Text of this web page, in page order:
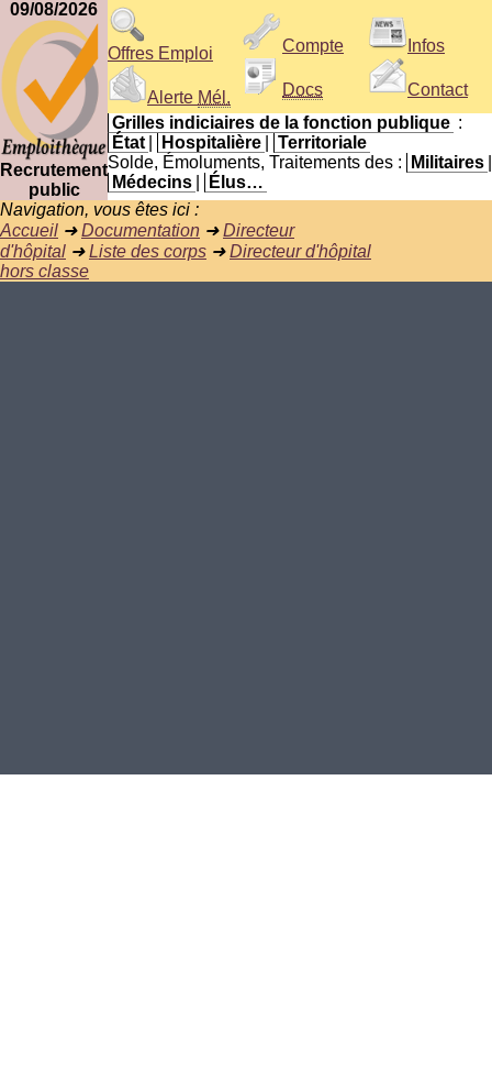
09/08/2026
Recrutement
public
Offres Emploi
Alerte Mél.
Compte
Docs
Infos
Contact
Grilles indiciaires de la fonction publique :
État
Hospitalière
Territoriale
Solde, Émoluments, Traitements des :
Militaires
Médecins
Élus…
Navigation, vous êtes ici :
Accueil ➜Documentation ➜Directeur
d'hôpital ➜Liste des corps ➜Directeur d'hôpital
hors classe